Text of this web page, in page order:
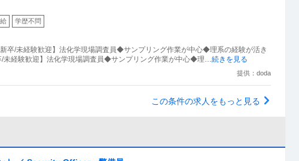
学歴不問
卒/未経験歓迎】法化学現場調査員◆サンプリング作業が中心◆理系の経験が活き
/未経験歓迎】法化学現場調査員◆サンプリング作業が中心◆理…続きを見る
提供：doda
この条件の求人をもっと見る